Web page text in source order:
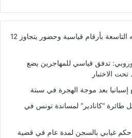
مؤتمر Ai4 2026 يختتم دورته التاسعة بأرقام قياسية وحضور يتجاوز 12
تدفق قياسي للمهاجرين يضع
الاختبار
بعد موجة الهجرة في سبتة
طائرة “كانادير” لمساندة تونس في
غيابي بالسجن لمدة عام في قضية